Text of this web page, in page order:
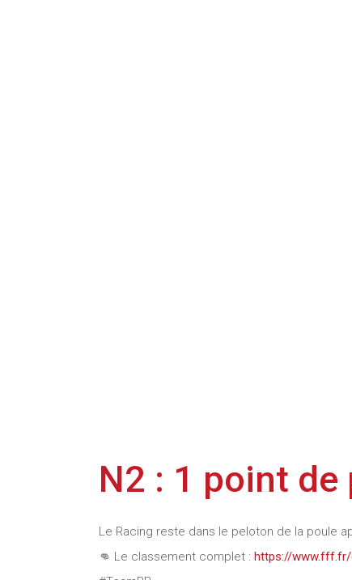
N2 : 1 point de
Le Racing reste dans le peloton de la poule
👊 Le classement complet : https://